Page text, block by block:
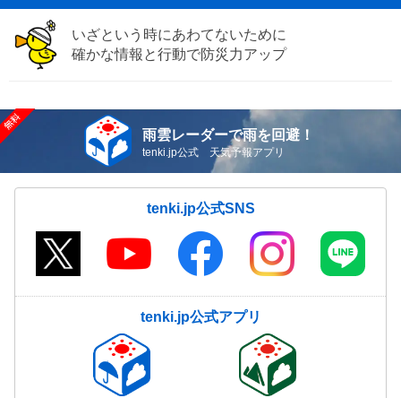
いざという時にあわてないために
確かな情報と行動で防災力アップ
雨雲レーダーで雨を回避！
tenki.jp公式 天気予報アプリ
tenki.jp公式SNS
tenki.jp公式アプリ